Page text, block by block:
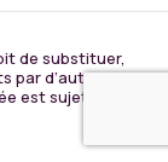
de substituer,
par d’autres de
est sujette à